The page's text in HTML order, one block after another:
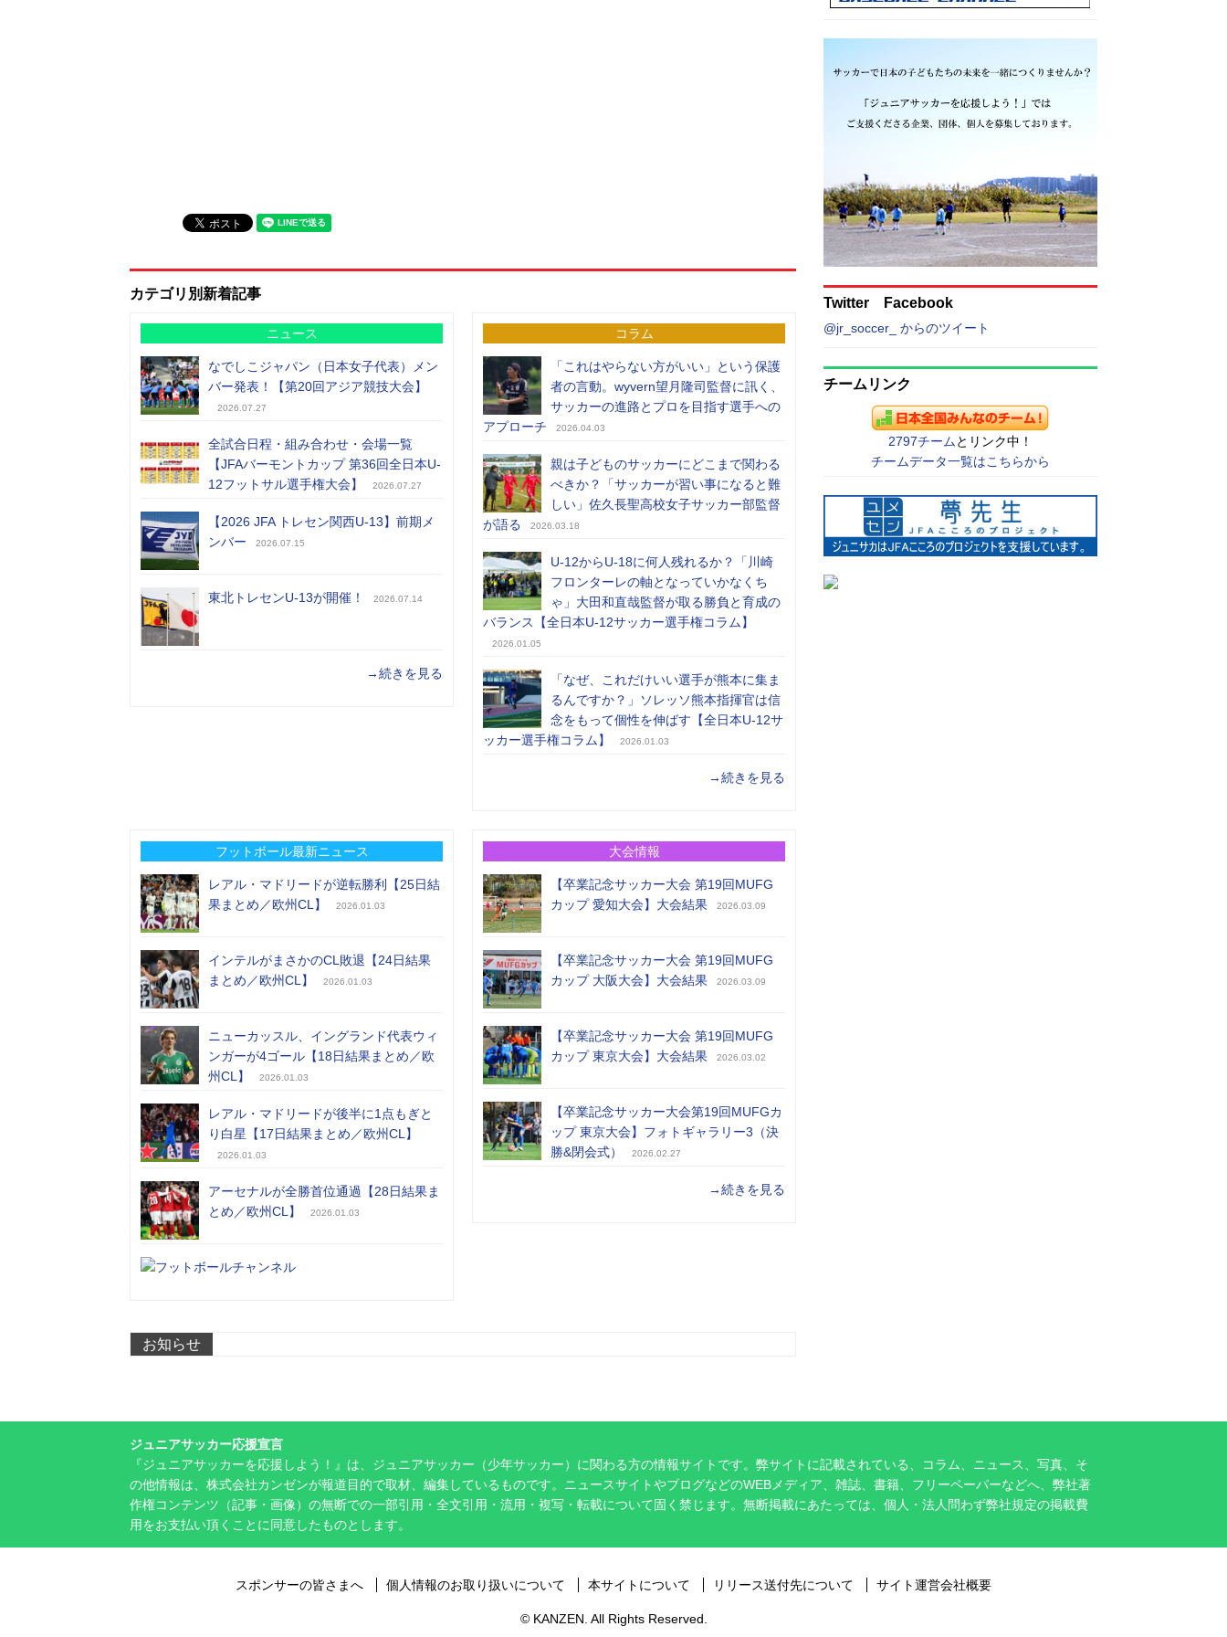
カテゴリ別新着記事
ニュース
なでしこジャパン（日本女子代表）メン
バー発表！【第20回アジア競技大会】
2026.07.27
全試合日程・組み合わせ・会場一覧
【JFAバーモントカップ 第36回全日本U-
12フットサル選手権大会】
2026.07.27
【2026 JFA トレセン関西U-13】前期メ
ンバー
2026.07.15
東北トレセンU-13が開催！ 2026.07.14
→続きを見る
コラム
「これはやらない方がいい」という保護
者の言動。wyvern望月隆司監督に訊く、
サッカーの進路とプロを目指す選手への
アプローチ
2026.04.03
親は子どものサッカーにどこまで関わる
べきか？「サッカーが習い事になると難
しい」佐久長聖高校女子サッカー部監督
が語る
2026.03.18
U-12からU-18に何人残れるか？「川崎
フロンターレの軸となっていかなくち
ゃ」大田和直哉監督が取る勝負と育成の
バランス【全日本U-12サッカー選手権コラム】
2026.01.05
「なぜ、これだけいい選手が熊本に集ま
るんですか？」ソレッソ熊本指揮官は信
念をもって個性を伸ばす【全日本U-12サ
ッカー選手権コラム】
2026.01.03
→続きを見る
フットボール最新ニュース
レアル・マドリードが逆転勝利【25日結
果まとめ／欧州CL】
2026.01.03
インテルがまさかのCL敗退【24日結果
まとめ／欧州CL】
2026.01.03
ニューカッスル、イングランド代表ウィ
ンガーが4ゴール【18日結果まとめ／欧
州CL】
2026.01.03
レアル・マドリードが後半に1点もぎと
り白星【17日結果まとめ／欧州CL】
2026.01.03
アーセナルが全勝首位通過【28日結果ま
とめ／欧州CL】
2026.01.03
大会情報
【卒業記念サッカー大会 第19回MUFG
カップ 愛知大会】大会結果
2026.03.09
【卒業記念サッカー大会 第19回MUFG
カップ 大阪大会】大会結果
2026.03.09
【卒業記念サッカー大会 第19回MUFG
カップ 東京大会】大会結果
2026.03.02
【卒業記念サッカー大会第19回MUFGカ
ップ 東京大会】フォトギャラリー3（決
勝&閉会式）
2026.02.27
→続きを見る
お知らせ
Twitter Facebook
@jr_soccer_ からのツイート
チームリンク
2797チーム とリンク中！
チームデータ一覧はこちらから
ジュニアサッカー応援宣言
『ジュニアサッカーを応援しよう！』は、ジュニアサッカー（少年サッカー）に関わる方の情報サイトです。弊サイトに記載されている、コラム、ニュース、写真、そ
の他情報は、株式会社カンゼンが報道目的で取材、編集しているものです。ニュースサイトやブログなどのWEBメディア、雑誌、書籍、フリーペーパーなどへ、弊社著
作権コンテンツ（記事・画像）の無断での一部引用・全文引用・流用・複写・転載について固く禁じます。無断掲載にあたっては、個人・法人問わず弊社規定の掲載費
用をお支払い頂くことに同意したものとします。
スポンサーの皆さまへ 個人情報のお取り扱いについて 本サイトについて リリース送付先について サイト運営会社概要
© KANZEN. All Rights Reserved.